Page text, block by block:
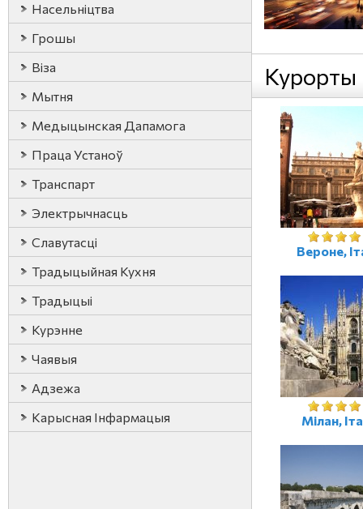
Насельніцтва
Грошы
Віза
Мытня
Медыцынская Дапамога
Праца Устаноў
Транспарт
Электрычнасць
Славутасці
Традыцыйная Кухня
Традыцыі
Курэнне
Чаявыя
Адзежа
Карысная Iнфармацыя
Курорты
Вероне,
Мілан,